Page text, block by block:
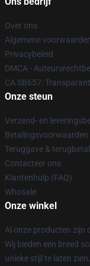
Over ons
Algemene
Privacybeleid
DMCA -
CA SB657:
Onze steun
Verzend- en
Betalingsvoorwaarden
Teruggave &
Contacteer ons
Klantenhulp (FAQ)
Whosale
Onze winkel
Al onze producten zijn
Wij bieden een breed
unieke stijl te laten